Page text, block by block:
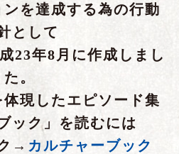
を達成する為の行動
として
23年8月に作成しまし
た。
現したエピソード集
ック」を読むには
→ カルチャーブック